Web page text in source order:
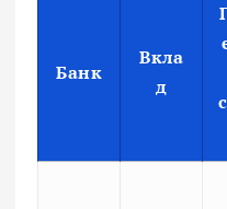
Банк
Вкла
д